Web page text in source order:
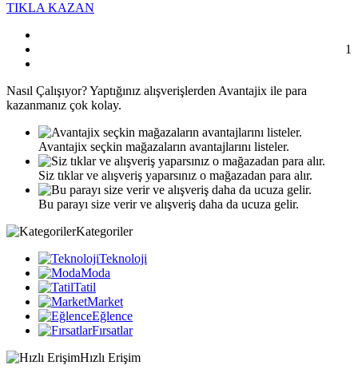
TIKLA KAZAN
1
Nasıl Çalışıyor?Yaptığınız alışverişlerden Avantajix ile para
kazanmanız çok kolay.
Avantajix seçkin mağazaların avantajlarını listeler.
Siz tıklar ve alışveriş yaparsınız o mağazadan para alır.
Bu parayı size verir ve alışveriş daha da ucuza gelir.
Kategoriler
Teknoloji
Moda
Tatil
Market
Eğlence
Fırsatlar
Hızlı Erişim